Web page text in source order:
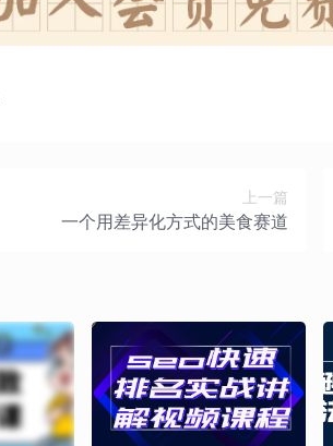
上一篇
一个用差异化方式的美食赛道